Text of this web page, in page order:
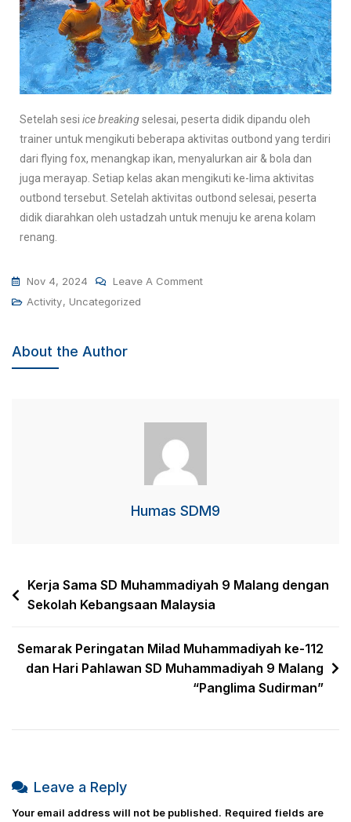
Setelah sesi ice breakingselesai, peserta didik dipandu oleh
trainer untuk mengikuti beberapa aktivitas outbond yang terdiri
dari flying fox, menangkap ikan, menyalurkan air & bola dan
juga merayap. Setiap kelas akan mengikuti ke-lima aktivitas
outbond tersebut. Setelah aktivitas outbond selesai, peserta
didik diarahkan oleh ustadzah untuk menuju ke arena kolam
renang.
Nov 4, 2024
Leave A Comment
Activity, Uncategorized
About the Author
Humas SDM9
Kerja Sama SD Muhammadiyah 9 Malang dengan
Sekolah Kebangsaan Malaysia
Semarak Peringatan Milad Muhammadiyah ke-112
dan Hari Pahlawan SD Muhammadiyah 9 Malang
“Panglima Sudirman”
Leave a Reply
Your email address will not be published. Required fields are